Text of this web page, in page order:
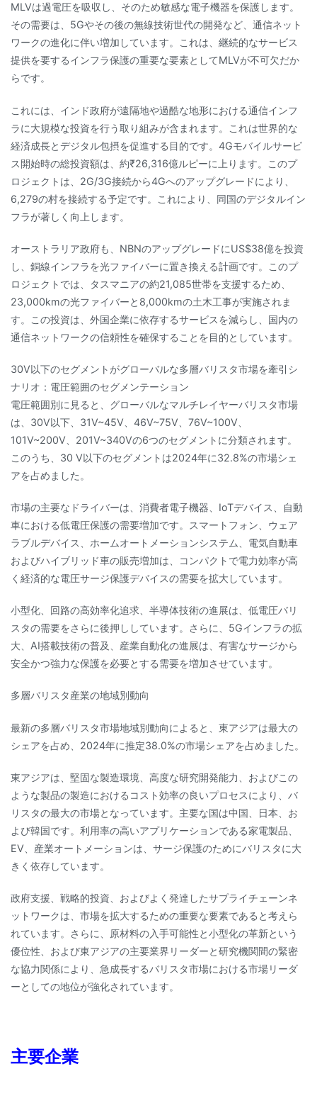
MLVは過電圧を吸収し、そのため敏感な電子機器を保護します。
その需要は、5Gやその後の無線技術世代の開発など、通信ネット
ワークの進化に伴い増加しています。これは、継続的なサービス
提供を要するインフラ保護の重要な要素としてMLVが不可欠だか
らです。
これには、インド政府が遠隔地や過酷な地形における通信インフ
ラに大規模な投資を行う取り組みが含まれます。これは世界的な
経済成長とデジタル包摂を促進する目的です。4Gモバイルサービ
ス開始時の総投資額は、約₹26,316億ルピーに上ります。このプ
ロジェクトは、2G/3G接続から4Gへのアップグレードにより、
6,279の村を接続する予定です。これにより、同国のデジタルイン
フラが著しく向上します。
オーストラリア政府も、NBNのアップグレードにUS$38億を投資
し、銅線インフラを光ファイバーに置き換える計画です。このプ
ロジェクトでは、タスマニアの約21,085世帯を支援するため、
23,000kmの光ファイバーと8,000kmの土木工事が実施されま
す。この投資は、外国企業に依存するサービスを減らし、国内の
通信ネットワークの信頼性を確保することを目的としています。
30V以下のセグメントがグローバルな多層バリスタ市場を牽引シ
ナリオ：電圧範囲のセグメンテーション
電圧範囲別に見ると、グローバルなマルチレイヤーバリスタ市場
は、30V以下、31V~45V、46V~75V、76V~100V、
101V~200V、201V~340Vの6つのセグメントに分類されます。
このうち、30 V以下のセグメントは2024年に32.8%の市場シェ
アを占めました。
市場の主要なドライバーは、消費者電子機器、IoTデバイス、自動
車における低電圧保護の需要増加です。スマートフォン、ウェア
ラブルデバイス、ホームオートメーションシステム、電気自動車
およびハイブリッド車の販売増加は、コンパクトで電力効率が高
く経済的な電圧サージ保護デバイスの需要を拡大しています。
小型化、回路の高効率化追求、半導体技術の進展は、低電圧バリ
スタの需要をさらに後押ししています。さらに、5Gインフラの拡
大、AI搭載技術の普及、産業自動化の進展は、有害なサージから
安全かつ強力な保護を必要とする需要を増加させています。
多層バリスタ産業の地域別動向
最新の多層バリスタ市場地域別動向によると、東アジアは最大の
シェアを占め、2024年に推定38.0%の市場シェアを占めました。
東アジアは、堅固な製造環境、高度な研究開発能力、およびこの
ような製品の製造におけるコスト効率の良いプロセスにより、バ
リスタの最大の市場となっています。主要な国は中国、日本、お
よび韓国です。利用率の高いアプリケーションである家電製品、
EV、産業オートメーションは、サージ保護のためにバリスタに大
きく依存しています。
政府支援、戦略的投資、およびよく発達したサプライチェーンネ
ットワークは、市場を拡大するための重要な要素であると考えら
れています。さらに、原材料の入手可能性と小型化の革新という
優位性、および東アジアの主要業界リーダーと研究機関間の緊密
な協力関係により、急成長するバリスタ市場における市場リーダ
ーとしての地位が強化されています。
主要企業